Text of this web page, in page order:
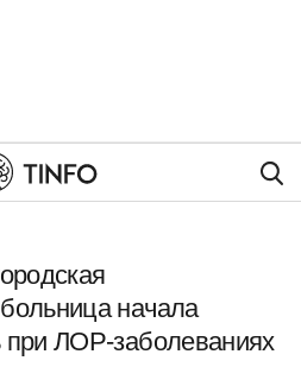
начала
ЛОР-заболеваниях